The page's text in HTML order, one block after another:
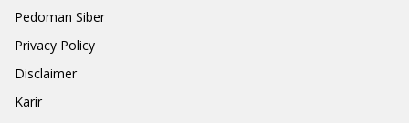
Pedoman Siber
Privacy Policy
Disclaimer
Karir